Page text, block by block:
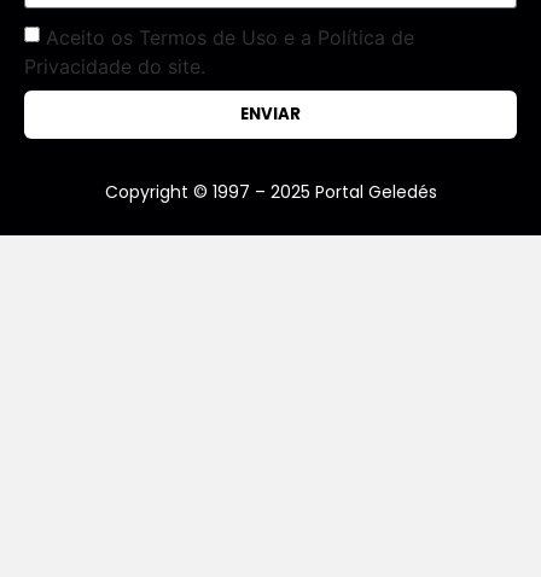
Aceito os Termos de Uso e a Política de
Privacidade do site.
ENVIAR
Copyright © 1997 – 2025 Portal Geledés